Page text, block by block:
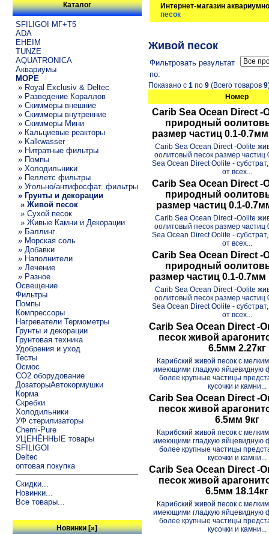
Каталог
SFILIGOI МГ+Т5
ADA
EHEIM
TUNZE
AQUATRONICA
Аквариумы
МОРЕ
» Royal Exclusiv & Deltec
» Разведение Кораллов
» Скиммеры внешние
» Скиммеры внутренние
» Скиммеры Мини
» Кальциевые реакторы
» Kalkwasser
» Нитратные фильтры
» Помпы
» Холодильники
» Пеллетс фильтры
» Угольно/антифосфат. фильтры
» Грунты и декорации
» Живой песок
» Сухой песок
» Живые Камни и Декорации
» Баллинг
» Морская соль
» Добавки
» Наполнители
» Лечение
» Разное
Освещение
Фильтры
Помпы
Компрессоры
Нагреватели Термометры
Грунты и декорации
Грунтовая техника
Удобрения и уход
Тесты
Осмос
CO2 оборудование
ДозаторыАвтокормушки
Корма
Скребки
Холодильники
УФ стерилизаторы
Chemi-Pure
УЦЕНЁННЫЕ товары
SFILIGOI
Deltec
оптовая покупка
Скидки...
Новинки...
Все товары...
Новинки [»]
Интернет-магазин
песок
Живой песок
Фильтровать результат
по:
Показано с 1по 9(Всего товаров 9
Номер
Carib Sea Ocean Direct -
природный
размер частиц 0.1-0.7мм
Carib Sea Ocean Direct -Oolite
оолитовый песок размер
Sea Ocean Direct Oolite -
от всех...
Carib Sea Ocean Direct -
природный
размер частиц 0.1-
Carib Sea Ocean Direct -Oolite
оолитовый песок размер
Sea Ocean Direct Oolite -
от всех...
Carib Sea Ocean Direct -
природный
размер частиц 0.1-0.7мм
Carib Sea Ocean Direct -Oolite
оолитовый песок размер
Sea Ocean Direct Oolite -
от всех...
Carib Sea Ocean Direct -
песок живой
6.5мм 2.27кг
Карибский живой песок с
имеющими гладкую яйцевидную
более крупные частицы
кусочки и камни...
Carib Sea Ocean Direct -
песок живой
6.5мм 9кг
Карибский живой песок с
имеющими гладкую яйцевидную
более крупные частицы
кусочки и камни...
Carib Sea Ocean Direct -
песок живой
6.5мм 18.14кг
Карибский живой песок с
имеющими гладкую яйцевидную
более крупные частицы
кусочки и камни...